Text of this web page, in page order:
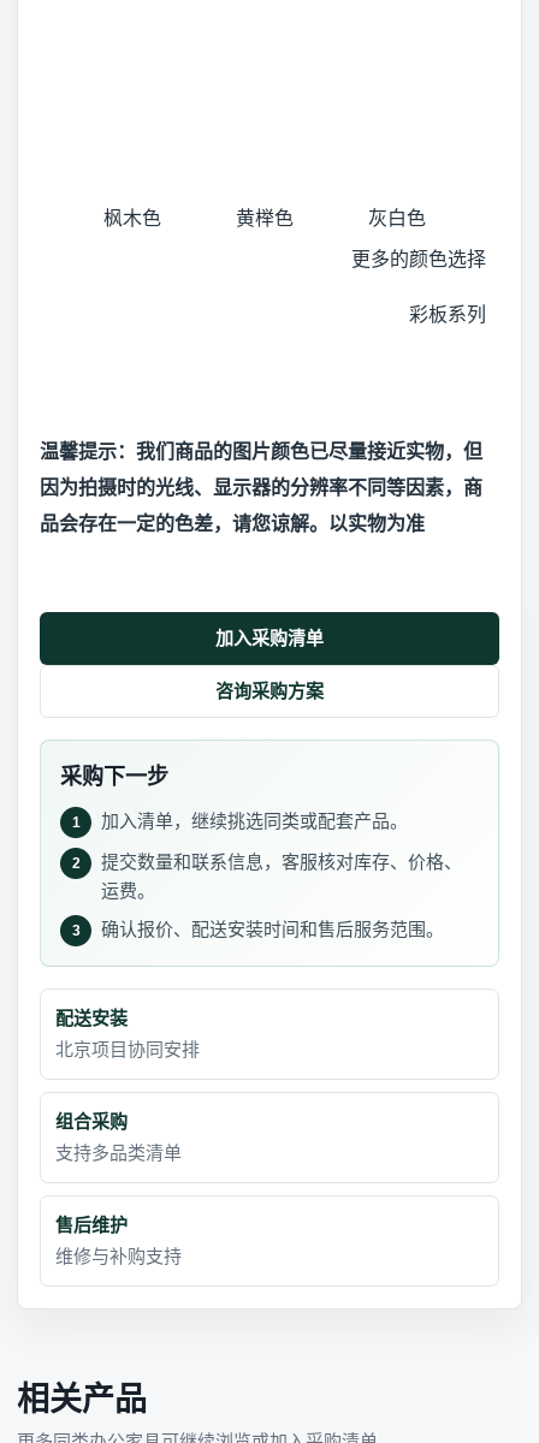
枫木色 黄榉色
灰白色
更多的颜色选择
彩板系列
温馨提示：我们商品的图片颜色已尽量接近实物，但
因为拍摄时的光线、显示器的分辨率不同等因素，商
品会存在一定的色差，请您谅解。以实物为准
加入采购清单
咨询采购方案
采购下一步
1 加入清单，继续挑选同类或配套产品。
2
提交数量和联系信息，客服核对库存、价格、
运费。
3 确认报价、配送安装时间和售后服务范围。
配送安装
北京项目协同安排
组合采购
支持多品类清单
售后维护
维修与补购支持
相关产品